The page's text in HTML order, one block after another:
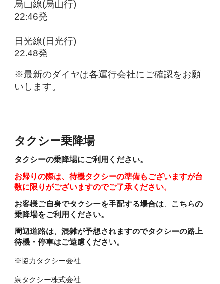
烏山線(烏山行)
22:46発
日光線(日光行)
22:48発
※最新のダイヤは各運行会社にご確認をお願
いします。
タクシー乗降場
タクシーの乗降場にご利用ください。
お帰りの際は、待機タクシーの準備もございますが台
数に限りがございますのでご了承ください。
お客様ご自身でタクシーを手配する場合は、こちらの
乗降場をご利用ください。
周辺道路は、混雑が予想されますのでタクシーの路上
待機・停車はご遠慮ください。
※協力タクシー会社
泉タクシー株式会社